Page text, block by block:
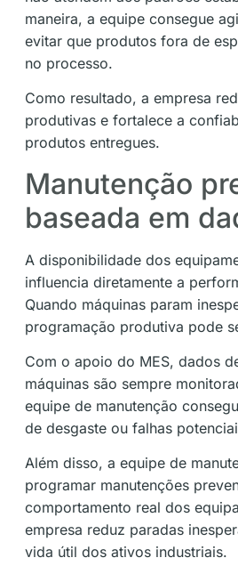
maneira, a equipe consegue
evitar que produtos fora de
no processo.
Como resultado, a empresa
produtivas e fortalece a
produtos entregues.
Manutenção
baseada em
A disponibilidade dos
influencia diretamente a
Quando máquinas param
programação produtiva pode
Com o apoio do MES, dados
máquinas são sempre
equipe de manutenção
de desgaste ou falhas
Além disso, a equipe de
programar manutenções
comportamento real dos
empresa reduz paradas
vida útil dos ativos industriais.